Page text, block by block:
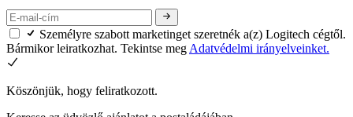
Személyre szabott marketinget szeretnék a(z) Logitech cégtől.
Bármikor leiratkozhat. Tekintse meg Adatvédelmi irányelveinket.
Köszönjük, hogy feliratkozott.